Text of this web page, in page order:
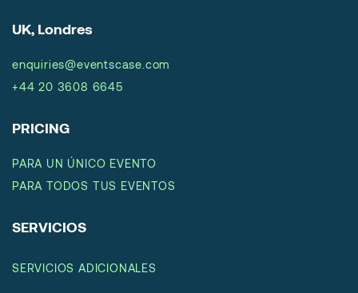
UK, Londres
enquiries@eventscase.com
+44 20 3608 6645
PRICING
PARA UN ÚNICO EVENTO
PARA TODOS TUS EVENTOS
SERVICIOS
SERVICIOS ADICIONALES